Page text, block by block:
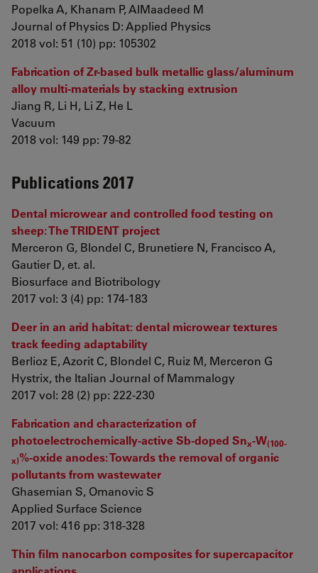
Popelka A, Khanam P, AlMaadeed M
Journal of Physics D: Applied Physics
2018 vol: 51 (10) pp: 105302
Fabrication of Zr-based bulk metallic glass/aluminum
alloy multi-materials by stacking extrusion
Jiang R, Li H, Li Z, He L
Vacuum
2018 vol: 149 pp: 79-82
Publications 2017
Dental microwear and controlled food testing on
sheep: The TRIDENT project
Merceron G, Blondel C, Brunetiere N, Francisco A,
Gautier D, et. al.
Biosurface and Biotribology
2017 vol: 3 (4) pp: 174-183
Deer in an arid habitat: dental microwear textures
track feeding adaptability
Berlioz E, Azorit C, Blondel C, Ruiz M, Merceron G
Hystrix, the Italian Journal of Mammalogy
2017 vol: 28 (2) pp: 222-230
Fabrication and characterization of
photoelectrochemically-active Sb-doped Snx-W(100-
x)%-oxide anodes: Towards the removal of organic
pollutants from wastewater
Ghasemian S, Omanovic S
Applied Surface Science
2017 vol: 416 pp: 318-328
Thin film nanocarbon composites for supercapacitor